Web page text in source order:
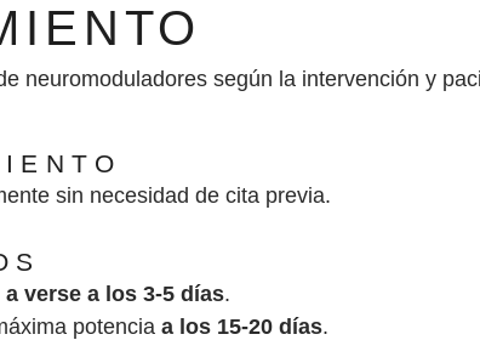
neuromoduladores según la intervención y
sin necesidad de cita previa.
verse a los 3-5 días.
potencia a los 15-20 días.